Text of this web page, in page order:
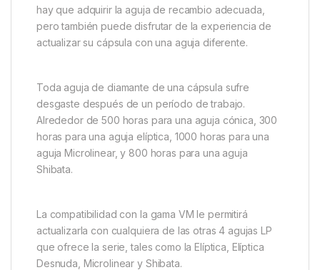
hay que adquirir la aguja de recambio adecuada,
pero también puede disfrutar de la experiencia de
actualizar su cápsula con una aguja diferente.
Toda aguja de diamante de una cápsula sufre
desgaste después de un período de trabajo.
Alrededor de 500 horas para una aguja cónica, 300
horas para una aguja elíptica, 1000 horas para una
aguja Microlinear, y 800 horas para una aguja
Shibata.
La compatibilidad con la gama VM le permitirá
actualizarla con cualquiera de las otras 4 agujas LP
que ofrece la serie, tales como la Elíptica, Elíptica
Desnuda, Microlinear y Shibata.